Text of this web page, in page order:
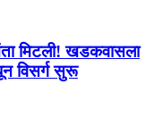
मिटली! खडकवासला
विसर्ग सुरू